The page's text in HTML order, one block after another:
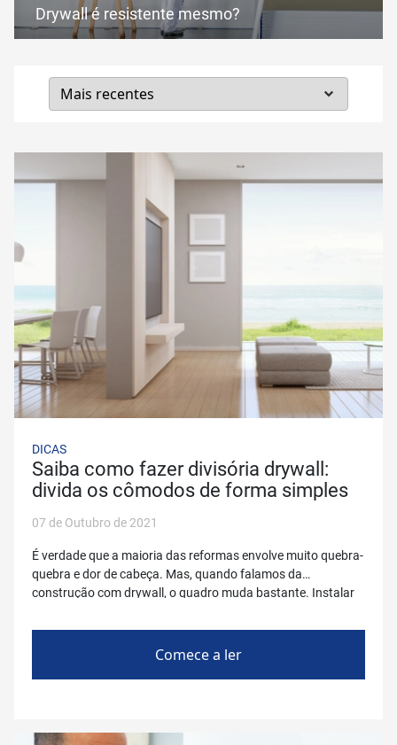
Drywall é resistente mesmo?
DICAS
Saiba como fazer divisória drywall:
divida os cômodos de forma simples
07 de Outubro de 2021
É verdade que a maioria das reformas envolve muito quebra-
quebra e dor de cabeça. Mas, quando falamos da
construção com drywall, o quadro muda bastante. Instalar
construir uma de concreto e essa prática está super em alta.
Para te ajudar a montar divisórias na […]
Comece a ler